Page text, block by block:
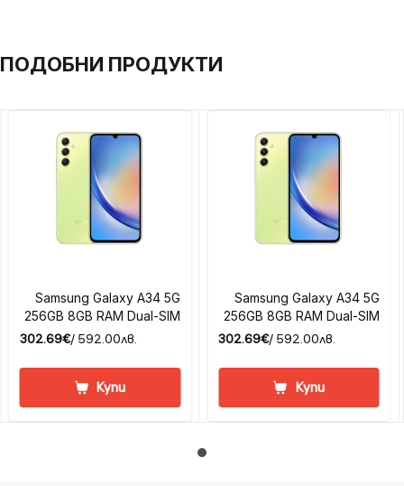
ПОДОБНИ ПРОДУКТИ
Samsung Galaxy A34 5G
256GB 8GB RAM Dual-SIM
302.69€/ 592.00лв.
Купи
Samsung Galaxy A34 5G
256GB 8GB RAM Dual-SIM
302.69€/ 592.00лв.
Купи